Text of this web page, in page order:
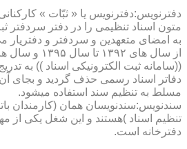
دفترنویس:دفترنویس یا « ثبّات »
متون اسناد تنظیمی را در دفتر سردفتر
به امضای متعهدین و سردفتر و دفتریار
از سال های
((سامانه ثبت الکترونیکی اسناد )) به
دفاتر اسناد رسمی حذف گردید و بجای آن
مسلط به تنظیم سند استفاده میشود.
سندنویس:سندنویسان همان (کارمندان
تنظیم اسناد )هستند و این شغل یکی از
دفترخانه است.